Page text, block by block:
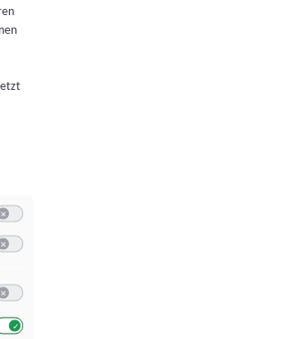
von oder Zugriff auf Informationen auf einem Endgerät
reduzierter Daten zur Auswahl von Werbeanzeigen